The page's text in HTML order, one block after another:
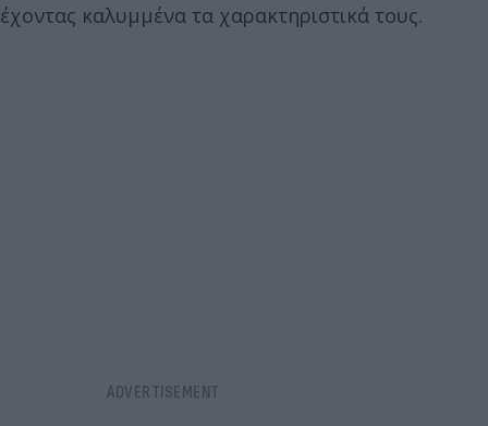
έχοντας καλυμμένα τα χαρακτηριστικά τους.